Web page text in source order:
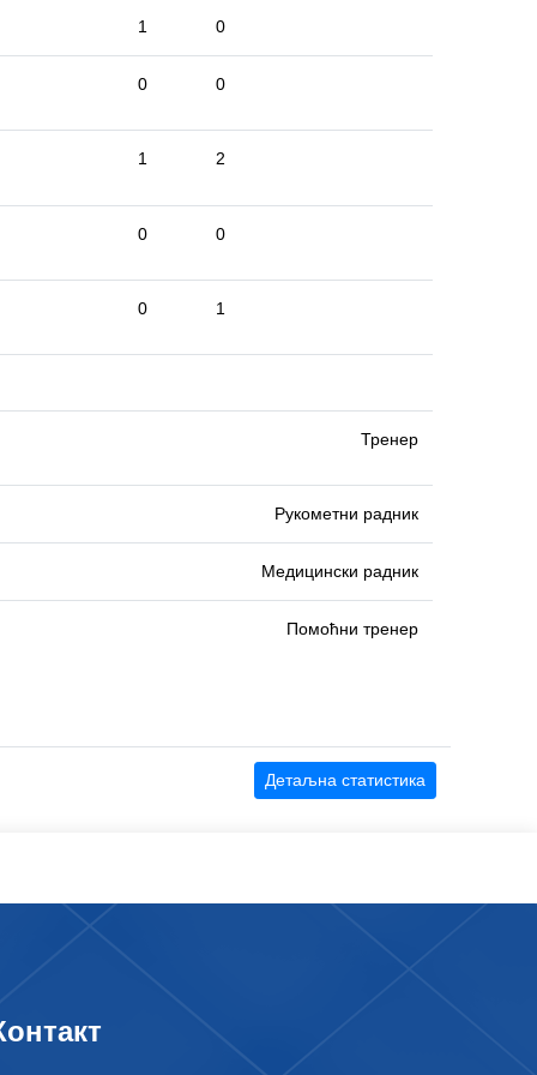
1 0
0 0
1 2
0 0
0 1
Тренер
Рукометни радник
Медицински радник
Помоћни тренер
Детаљна статистика